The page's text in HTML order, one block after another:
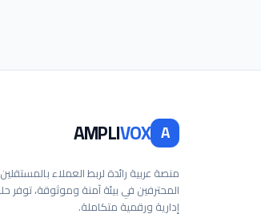
A
AMPLIVOX
منصة عربية رائدة لربط العملاء بالمستقلين
المحترفين في بيئة آمنة وموثوقة، توفر
إدارية ورقمية متكاملة.